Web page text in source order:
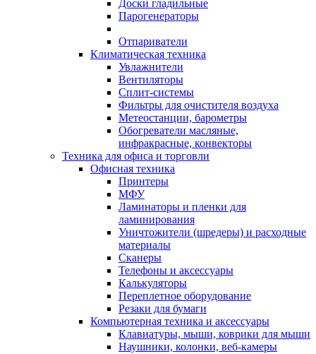
Доски гладильные
Парогенераторы
Отпариватели
Климатическая техника
Увлажнители
Вентиляторы
Сплит-системы
Фильтры для очистителя воздуха
Метеостанции, барометры
Обогреватели масляные,
инфракрасные, конвекторы
Техника для офиса и торговли
Офисная техника
Принтеры
МФУ
Ламинаторы и пленки для
ламинирования
Уничтожители (шредеры) и расходные
материалы
Сканеры
Телефоны и аксессуары
Калькуляторы
Переплетное оборудование
Резаки для бумаги
Компьютерная техника и аксессуары
Клавиатуры, мыши, коврики для мыши
Наушники, колонки, веб-камеры